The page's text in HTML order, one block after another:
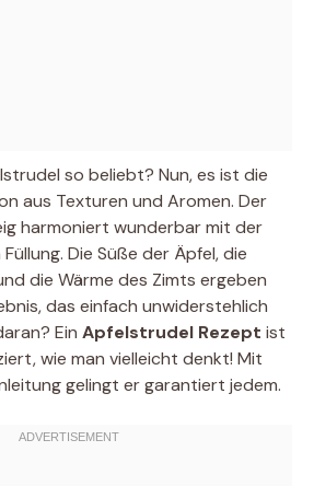
so beliebt? Nun, es ist die
aus Texturen und Aromen. Der
harmoniert wunderbar mit der
Die Süße der Äpfel, die
die Wärme des Zimts ergeben
das einfach unwiderstehlich
Ein Apfelstrudel Rezept ist
wie man vielleicht denkt! Mit
gelingt er garantiert jedem.